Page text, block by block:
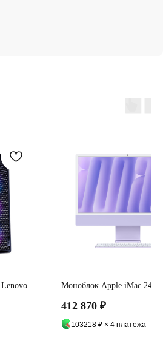
Моноблок Apple iMac 24
412 870 ₽
103218 ₽ × 4 платежа